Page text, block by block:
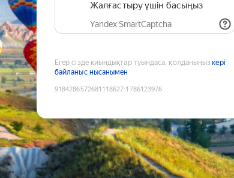
Жалғастыру үшін басыңыз
Yandex SmartCaptcha
Егер сізде қиындықтар туындаса, қолданыңыз кері
байланыс нысанымен
9184286572681118627:1786123976